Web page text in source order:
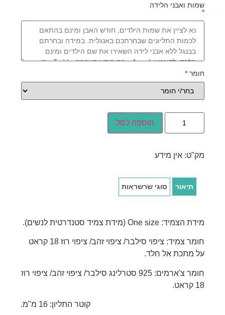
שמות ואבני הלידה
*
חומר*
הוספה לסל
מק"ט:אין מידע
תיאור סוגי שרשראות
מידת הצמיד: One size (מידת צמיד סטנדרטית לנשים).
חומר צמיד: ציפוי סילבר/ ציפוי זהב/ ציפוי רוז 18 קראט
על מתכת אל חלד.
חומר צ'ארמים: 925 סטרלינג סילבר/ ציפוי זהב/ ציפוי רוז
18 קראט.
קוטר התליון: 16 מ"מ.